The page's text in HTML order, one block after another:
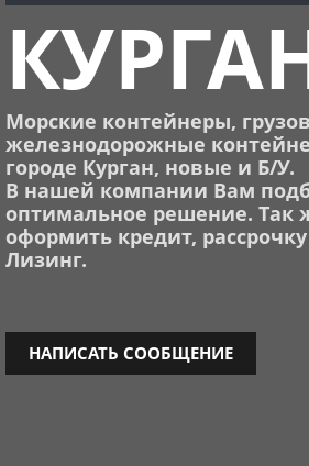
Морские контейнеры,
железнодорожные
городе Курган, новые и Б/У.
В нашей компании Вам
оптимальное решение. Так
оформить кредит,
Лизинг.
НАПИСАТЬ СООБЩЕНИЕ